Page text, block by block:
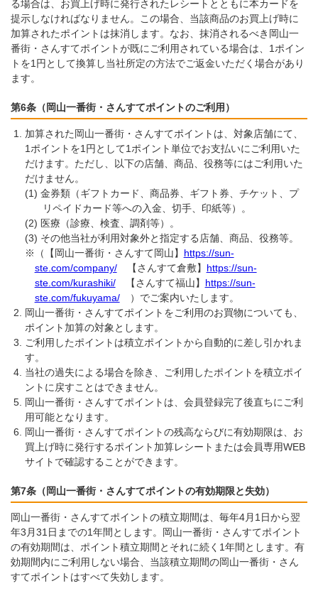
る場合は、お買上げ時に発行されたレシートとともに本カードを
提示しなければなりません。この場合、当該商品のお買上げ時に
加算されたポイントは抹消します。なお、抹消されるべき岡山一
番街・さんすてポイントが既にご利用されている場合は、1ポイン
トを1円として換算し当社所定の方法でご返金いただく場合があり
ます。
第6条（岡山一番街・さんすてポイントのご利用）
加算された岡山一番街・さんすてポイントは、対象店舗にて、
1ポイントを1円として1ポイント単位でお支払いにご利用いた
だけます。ただし、以下の店舗、商品、役務等にはご利用いた
だけません。
金券類（ギフトカード、商品券、ギフト券、チケット、プ
リペイドカード等への入金、切手、印紙等）。
医療（診療、検査、調剤等）。
その他当社が利用対象外と指定する店舗、商品、役務等。
※（【岡山一番街・さんすて岡山】 https://sun-
ste.com/company/【さんすて倉敷】 https://sun-
ste.com/kurashiki/【さんすて福山】 https://sun-
ste.com/fukuyama/）でご案内いたします。
岡山一番街・さんすてポイントをご利用のお買物についても、
ポイント加算の対象とします。
ご利用したポイントは積立ポイントから自動的に差し引かれま
す。
当社の過失による場合を除き、ご利用したポイントを積立ポイ
ントに戻すことはできません。
岡山一番街・さんすてポイントは、会員登録完了後直ちにご利
用可能となります。
岡山一番街・さんすてポイントの残高ならびに有効期限は、お
買上げ時に発行するポイント加算レシートまたは会員専用WEB
サイトで確認することができます。
第7条（岡山一番街・さんすてポイントの有効期限と失効）
岡山一番街・さんすてポイントの積立期間は、毎年4月1日から翌
年3月31日までの1年間とします。岡山一番街・さんすてポイント
の有効期間は、ポイント積立期間とそれに続く1年間とします。有
効期間内にご利用しない場合、当該積立期間の岡山一番街・さん
すてポイントはすべて失効します。